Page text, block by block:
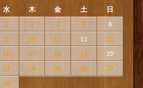
水 木 金 土 日
2 3 4 5
6
9 10 11 12
13
16 17 18 19
20
23 24 25 26
27
30